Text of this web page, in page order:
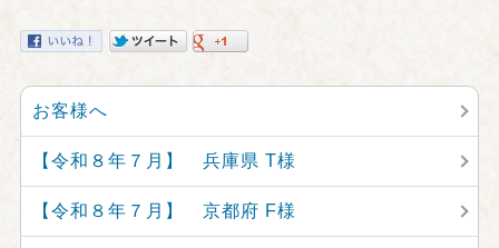
お客様へ
【令和８年７月】 兵庫県 T様
【令和８年７月】 京都府 F様